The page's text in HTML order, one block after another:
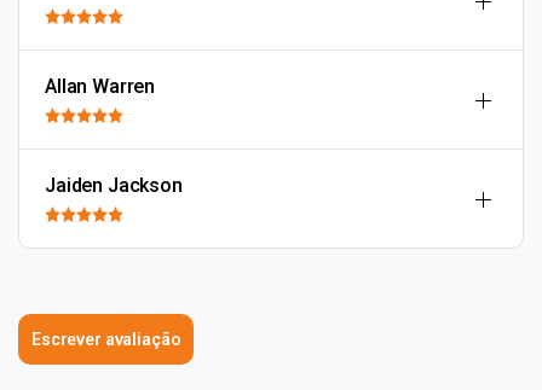
Allan Warren
Jaiden Jackson
Escrever avaliação